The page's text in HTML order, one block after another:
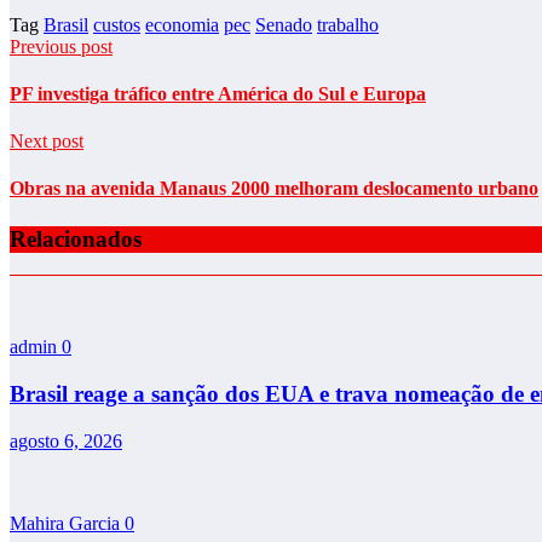
Tag Brasil custos economia pec Senado trabalho
Previous post
PF investiga tráfico entre América do Sul e Europa
Next post
Obras na avenida Manaus 2000 melhoram deslocamento urbano
Relacionados
admin 0
Brasil reage a sanção dos EUA e trava nomeação de
agosto 6, 2026
Mahira Garcia 0